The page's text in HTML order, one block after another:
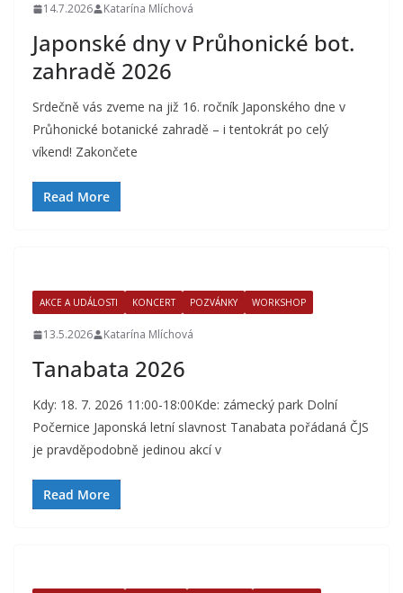
14.7.2026 Katarína Mlíchová
Japonské dny v Průhonické bot.
zahradě 2026
Srdečně vás zveme na již 16. ročník Japonského dne v
Průhonické botanické zahradě – i tentokrát po celý
víkend! Zakončete
Read More
AKCE A UDÁLOSTI KONCERT POZVÁNKY WORKSHOP
13.5.2026 Katarína Mlíchová
Tanabata 2026
Kdy: 18. 7. 2026 11:00-18:00Kde: zámecký park Dolní
Počernice Japonská letní slavnost Tanabata pořádaná ČJS
je pravděpodobně jedinou akcí v
Read More